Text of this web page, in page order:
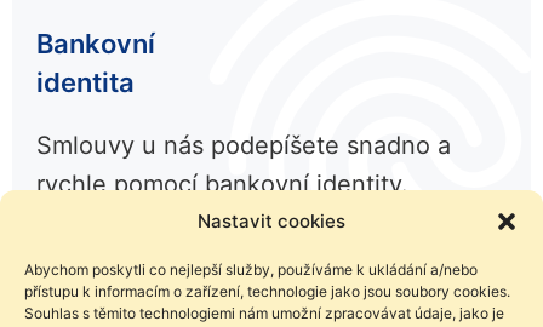
Nastavit cookies
Abychom poskytli co nejlepší služby, používáme k ukládání a/nebo
přístupu k informacím o zařízení, technologie jako jsou soubory cookies.
Souhlas s těmito technologiemi nám umožní zpracovávat údaje, jako je
Bankovní
identita
Smlouvy u nás podepíšete snadno a
rychle pomocí bankovní identity.